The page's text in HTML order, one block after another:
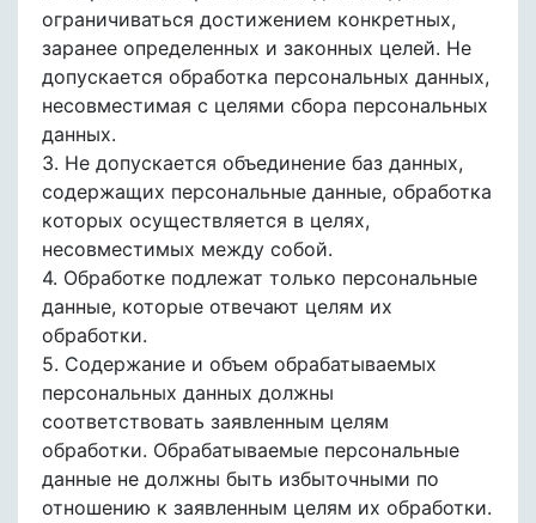
ограничиваться достижением конкретных,
заранее определенных и законных целей. Не
допускается обработка персональных данных,
несовместимая с целями сбора персональных
данных.
3. Не допускается объединение баз данных,
содержащих персональные данные, обработка
которых осуществляется в целях,
несовместимых между собой.
4. Обработке подлежат только персональные
данные, которые отвечают целям их
обработки.
5. Содержание и объем обрабатываемых
персональных данных должны
соответствовать заявленным целям
обработки. Обрабатываемые персональные
данные не должны быть избыточными по
отношению к заявленным целям их обработки.